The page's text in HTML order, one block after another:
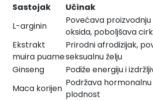
Sastojak
Učinak
L-arginin
Povećava
oksida, poboljšava
Ekstrakt
muira puame
Prirodni afrodizijak,
seksualnu želju
Ginseng
Podiže energiju i
Maca korijen
Podržava
plodnost